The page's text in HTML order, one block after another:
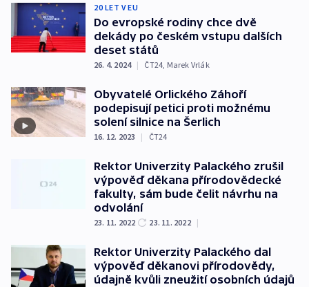
20 LET V EU
Do evropské rodiny chce dvě
dekády po českém vstupu dalších
deset států
26. 4. 2024 | ČT24, Marek Vrlák
Obyvatelé Orlického Záhoří
podepisují petici proti možnému
solení silnice na Šerlich
16. 12. 2023 | ČT24
Rektor Univerzity Palackého zrušil
výpověď děkana přírodovědecké
fakulty, sám bude čelit návrhu na
odvolání
23. 11. 2022 23. 11. 2022 |
Rektor Univerzity Palackého dal
výpověď děkanovi přírodovědy,
údajně kvůli zneužití osobních údajů